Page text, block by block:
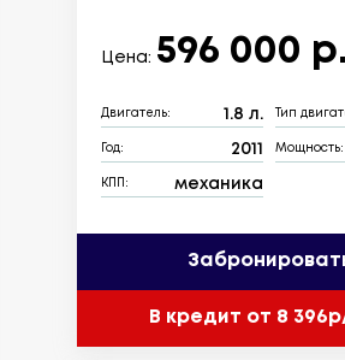
Цена: 596 000 р.
Двигатель: 1.8 л. Тип
Год: 2011 Мощность:
КПП: механика
В кредит от 8